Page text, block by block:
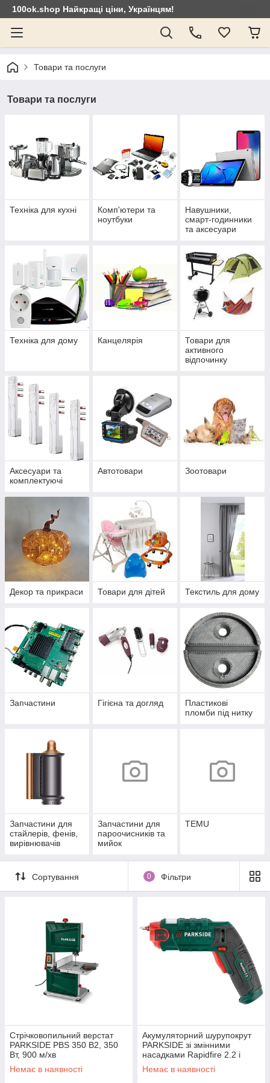
100ok.shop Найкращі ціни, Українцям!
Товари та послуги
Товари та послуги
Техніка для кухні
Комп'ютери та
ноутбуки
Навушники,
смарт-годинники
та аксесуари
Техніка для дому Канцелярія
Товари для
активного
відпочинку
Аксесуари та
комплектуючі
Автотовари Зоотовари
Декор та прикраси Товари для дітей Текстиль для дому
Запчастини Гігієна та догляд
Пластикові
пломби під нитку
Запчастини для
стайлерів, фенів,
вирівнювачів
Запчастини для
пароочисників та
мийок
TEMU
Сортування 0 Фільтри
Стрічковопильний верстат
PARKSIDE PBS 350 B2, 350
Вт, 900 м/хв
Немає в наявності
Акумуляторний шурупокрут
PARKSIDE зі змінними
насадками Rapidfire 2.2 і
світлодіодним робочим
ліхтарем
Немає в наявності